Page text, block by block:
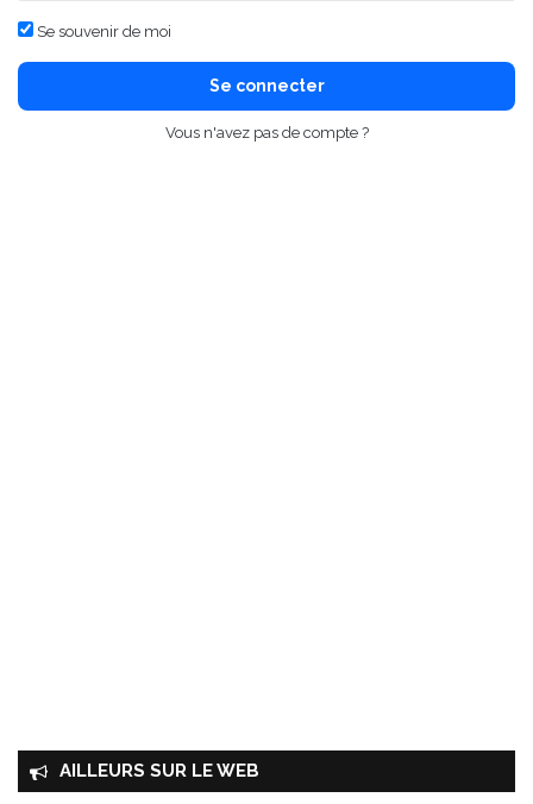
Se souvenir de moi
Se connecter
Vous n'avez pas de compte ?
AILLEURS SUR LE WEB